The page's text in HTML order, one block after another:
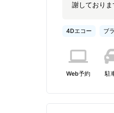
謝しておりま
4Dエコー ブ
Web予約 駐